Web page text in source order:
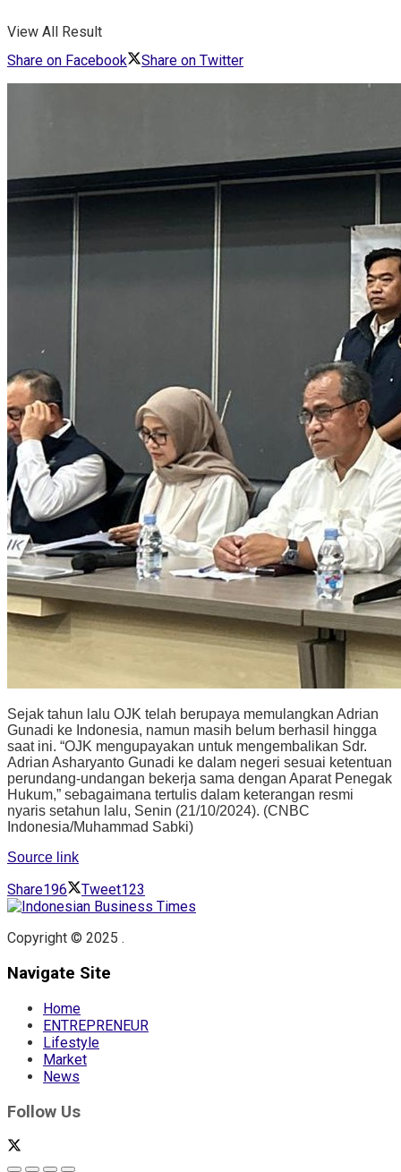
View All Result
Share on Facebook
Share on Twitter
Sejak tahun lalu OJK telah berupaya memulangkan Adrian
Gunadi ke Indonesia, namun masih belum berhasil hingga
saat ini. “OJK mengupayakan untuk mengembalikan Sdr.
Adrian Asharyanto Gunadi ke dalam negeri sesuai ketentuan
perundang-undangan bekerja sama dengan Aparat Penegak
Hukum,” sebagaimana tertulis dalam keterangan resmi
nyaris setahun lalu, Senin (21/10/2024). (CNBC
Indonesia/Muhammad Sabki)
Source link
Share196 Tweet123
Copyright © 2025 .
Navigate Site
Home
ENTREPRENEUR
Lifestyle
Market
News
Follow Us